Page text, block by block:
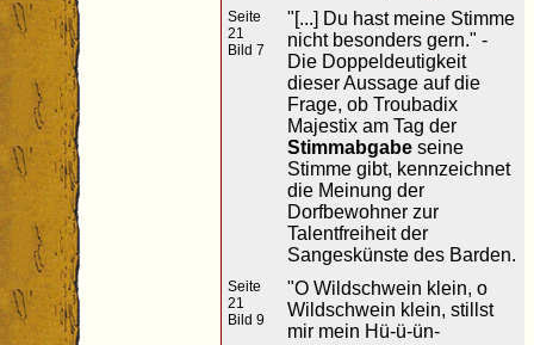
Seite
21
Bild 7
"[...] Du hast meine Stimme
nicht besonders gern." -
Die Doppeldeutigkeit
dieser Aussage auf die
Frage, ob Troubadix
Majestix am Tag der
Stimmabgabe seine
Stimme gibt, kennzeichnet
die Meinung der
Dorfbewohner zur
Talentfreiheit der
Sangeskünste des Barden.
Seite
21
Bild 9
"O Wildschwein klein, o
Wildschwein klein, stillst
mir mein Hü-ü-ün-